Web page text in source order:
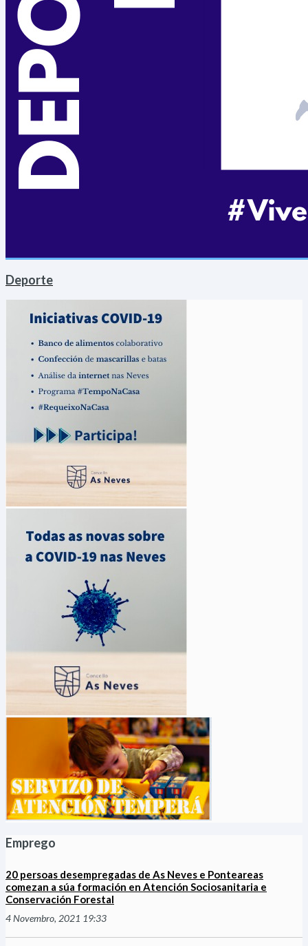
Deporte
Emprego
20 persoas desempregadas de As Neves e Ponteareas
comezan a súa formación en Atención Sociosanitaria e
Conservación Forestal
4 Novembro, 2021 19:33